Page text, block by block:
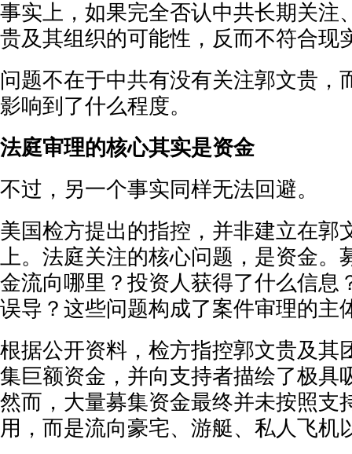
事实上，如果完全否认中共长期关注
贵及其组织的可能性，反而不符合现
问题不在于中共有没有关注郭文贵，
影响到了什么程度。
法庭审理的核心其实是资金
不过，另一个事实同样无法回避。
美国检方提出的指控，并非建立在郭
上。法庭关注的核心问题，是资金。
金流向哪里？投资人获得了什么信息
误导？这些问题构成了案件审理的主
根据公开资料，检方指控郭文贵及其
集巨额资金，并向支持者描绘了极具
然而，大量募集资金最终并未按照支
用，而是流向豪宅、游艇、私人飞机